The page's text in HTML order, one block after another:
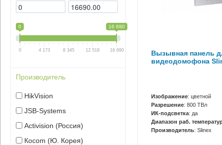
0 16 690
0 4 173 8 345 12 518 16 690
Производитель
HikVision
JSB-Systems
Activision (Россия)
Кocom (Ю. Корея)
Вызывная панель
видеодомофона
Изображение: цветной
Разрешение: 800 ТВл
ИК-подсветка: да
Диапазон раб.
Производитель: Slinex